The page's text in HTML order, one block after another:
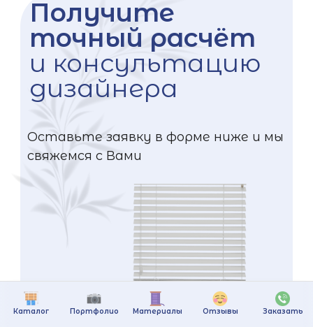
Каталог Портфолио Материалы Отзывы Заказать
Получите
точный расчёт
и консультацию
дизайнера
Оставьте заявку в форме ниже и мы
свяжемся с Вами